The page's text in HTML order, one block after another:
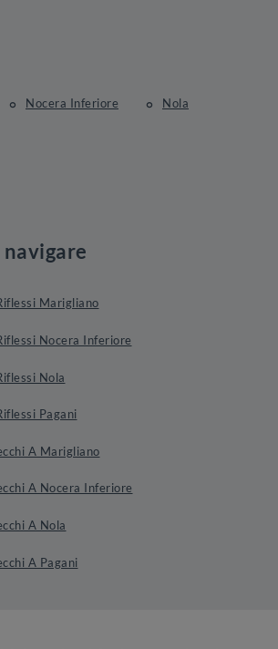
Nocera Inferiore Nola
Marigliano
Nocera Inferiore
Nola
Pagani
A Marigliano
A Nocera Inferiore
A Nola
A Pagani